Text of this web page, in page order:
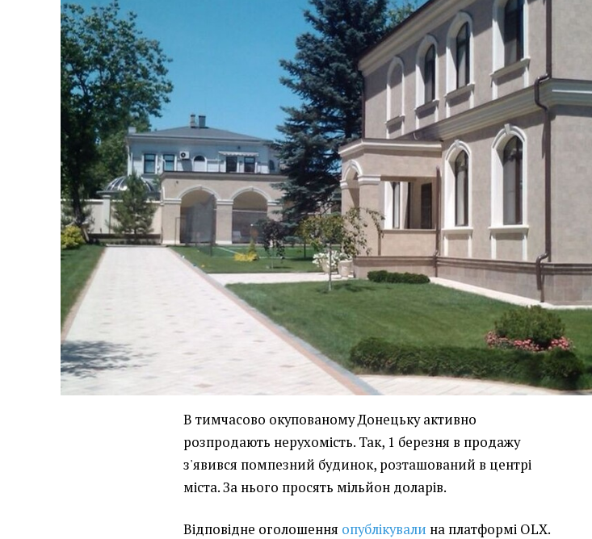
В тимчасово окупованому Донецьку активно
розпродають нерухомість. Так, 1 березня в продажу
з'явився помпезний будинок, розташований в центрі
міста. За нього просять мільйон доларів.
Відповідне оголошення опублікували на платформі OLX.